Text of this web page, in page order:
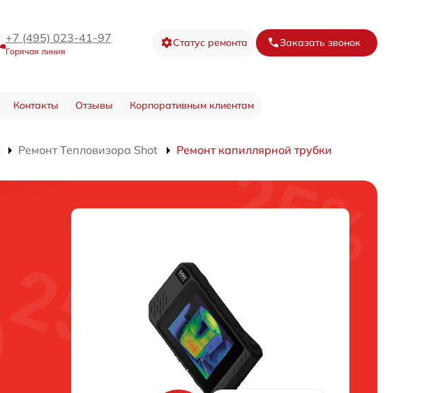
+7 (495) 023-41-97
Горячая линия
Статус ремонта Заказать звонок
Контакты Отзывы Корпоративным клиентам
Ремонт Тепловизора Shot Ремонт капиллярной трубки